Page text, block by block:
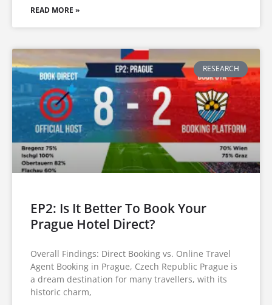
READ MORE »
RESEARCH
EP2: Is It Better To Book Your
Prague Hotel Direct?
Overall Findings: Direct Booking vs. Online Travel
Agent Booking in Prague, Czech Republic Prague is
a dream destination for many travellers, with its
historic charm,